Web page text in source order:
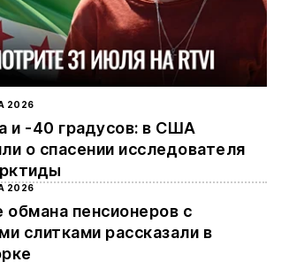
2026
и -40 градусов: в США
о спасении исследователя
2026
обмана пенсионеров с
слитками рассказали в